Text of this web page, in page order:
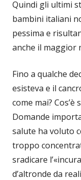
Quindi gli ultimi
bambini italiani
pessima e
anche il maggior
Fino a qualche
esisteva e il
come mai?
Domande
salute ha voluto
troppo
sradicare
d’altronde da